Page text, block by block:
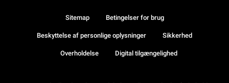
Sitemap Betingelser for brug
Beskyttelse af personlige oplysninger Sikkerhed
Overholdelse Digital tilgængelighed